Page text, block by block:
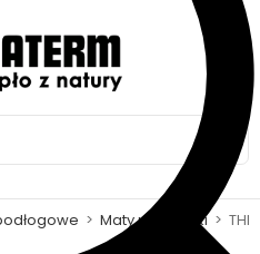
> Maty pod płytki >